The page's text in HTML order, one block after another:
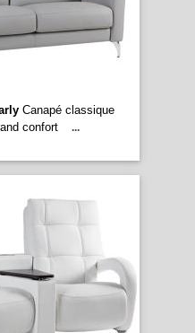
Canapé classique
confort
...